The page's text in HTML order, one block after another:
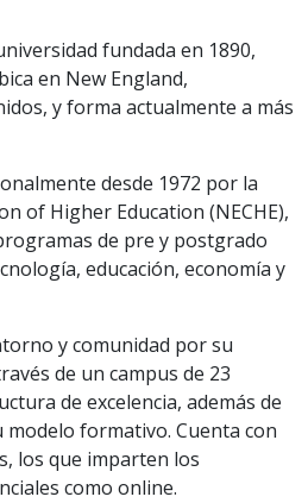
fundada en 1890,
en New England,
y forma actualmente a más
desde 1972 por la
of Higher Education (NECHE),
de pre y postgrado
educación, economía y
y comunidad por su
de un campus de 23
de excelencia, además de
modelo formativo. Cuenta con
los que imparten los
como online.